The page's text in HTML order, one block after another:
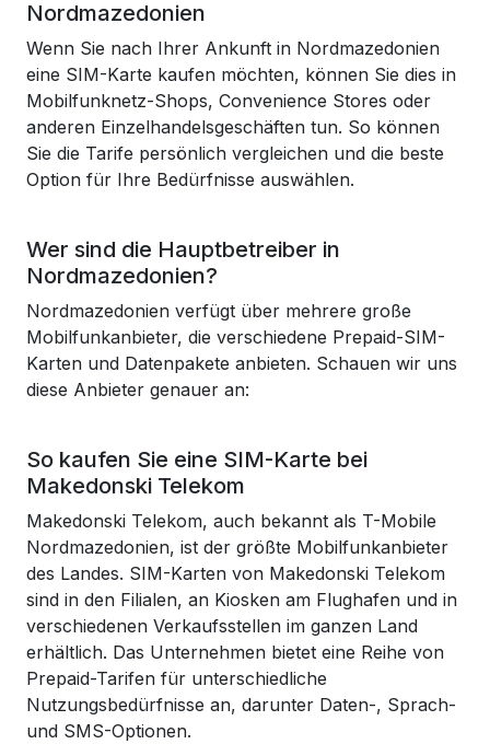
Nordmazedonien
Wenn Sie nach Ihrer Ankunft in Nordmazedonien
eine SIM-Karte kaufen möchten, können Sie dies in
Mobilfunknetz-Shops, Convenience Stores oder
anderen Einzelhandelsgeschäften tun. So können
Sie die Tarife persönlich vergleichen und die beste
Option für Ihre Bedürfnisse auswählen.
Wer sind die Hauptbetreiber in
Nordmazedonien?
Nordmazedonien verfügt über mehrere große
Mobilfunkanbieter, die verschiedene Prepaid-SIM-
Karten und Datenpakete anbieten. Schauen wir uns
diese Anbieter genauer an:
So kaufen Sie eine SIM-Karte bei
Makedonski Telekom
Makedonski Telekom, auch bekannt als T-Mobile
Nordmazedonien, ist der größte Mobilfunkanbieter
des Landes. SIM-Karten von Makedonski Telekom
sind in den Filialen, an Kiosken am Flughafen und in
verschiedenen Verkaufsstellen im ganzen Land
erhältlich. Das Unternehmen bietet eine Reihe von
Prepaid-Tarifen für unterschiedliche
Nutzungsbedürfnisse an, darunter Daten-, Sprach-
und SMS-Optionen.